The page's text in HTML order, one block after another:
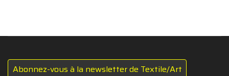
Abonnez-vous à la newsletter de Textile/Art